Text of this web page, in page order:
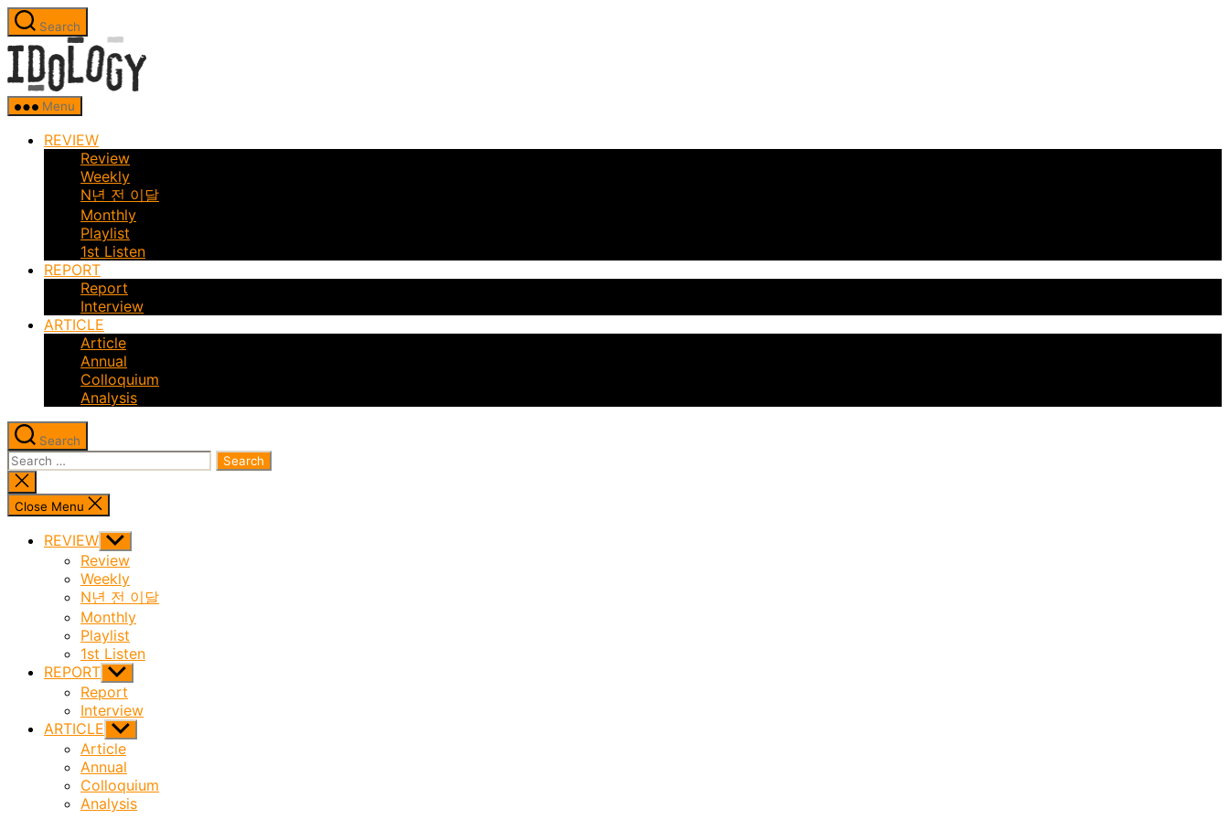
Skip
to
the
content
Search
Menu
REVIEW
Review
Weekly
N년 전 이달
Monthly
Playlist
1st Listen
REPORT
Report
Interview
ARTICLE
Article
Annual
Colloquium
Analysis
Search
Search
for:
Close
search
Close Menu
REVIEW Show
sub
menu
Review
Weekly
N년 전 이달
Monthly
Playlist
1st Listen
REPORT Show
sub
menu
Report
Interview
ARTICLE Show
sub
menu
Article
Annual
Colloquium
Analysis